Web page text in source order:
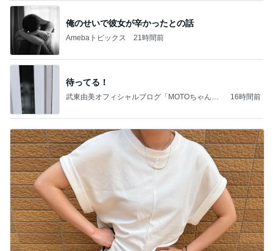
ガザル
俺のせいで彼女が辛かったとの話
Amebaトピックス 21時間前
待ってる！
武東由美オフィシャルブログ「MOTOちゃんと
16時間前